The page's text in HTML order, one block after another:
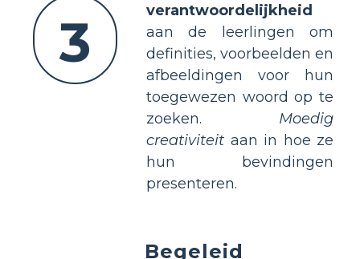
3
verantwoordelijkheid
aan de leerlingen om
definities, voorbeelden en
afbeeldingen voor hun
toegewezen woord op te
zoeken. Moedig
creativiteit aan in hoe ze
hun bevindingen
presenteren.
Begeleid